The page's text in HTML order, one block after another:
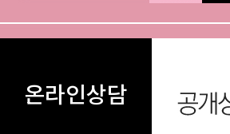
온라인상담